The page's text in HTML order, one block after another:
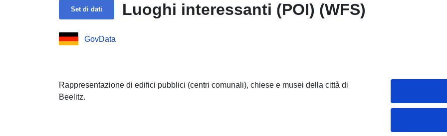
Set di dati Luoghi interessanti (POI) (WFS)
GovData
Rappresentazione di edifici pubblici (centri comunali), chiese e musei della città di
Beelitz.